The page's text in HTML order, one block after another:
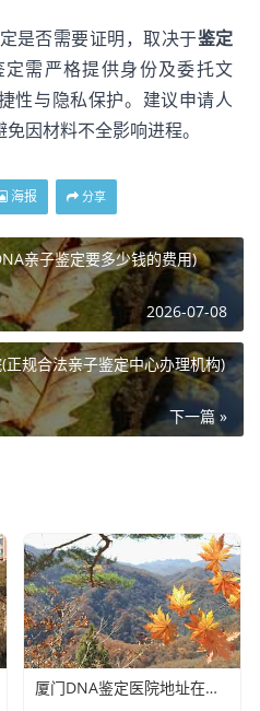
是否需要证明，取决于鉴定
定需严格提供身份及委托文
性与隐私保护。建议申请人
因材料不全影响进程。
海报 分享
亲子鉴定要多少钱的费用)
2026-07-08
规合法亲子鉴定中心办理机构)
下一篇 »
厦门DNA鉴定医院地址在哪(正规亲子鉴定医院)